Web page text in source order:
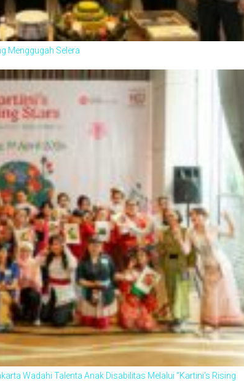
Menggugah Selera
Wadahi Talenta Anak Disabilitas Melalui “Kartini’s Rising